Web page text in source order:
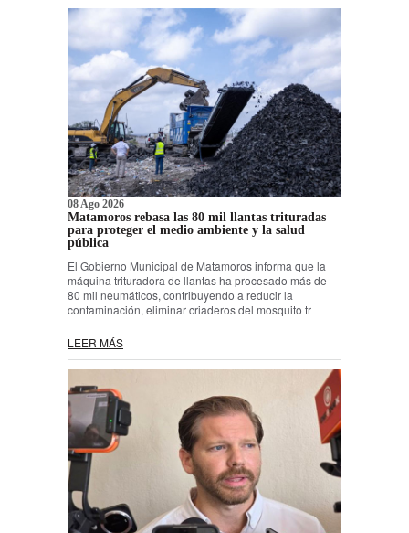
08 Ago 2026
Matamoros rebasa las 80 mil llantas trituradas
para proteger el medio ambiente y la salud
pública
El Gobierno Municipal de Matamoros informa que la
máquina trituradora de llantas ha procesado más de
80 mil neumáticos, contribuyendo a reducir la
contaminación, eliminar criaderos del mosquito tr
LEER MÁS